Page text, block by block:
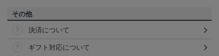
その他
決済について
ギフト対応について